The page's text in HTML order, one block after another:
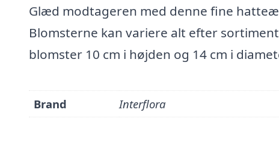
Glæd modtageren med denne fine
Blomsterne kan variere alt efter
blomster 10 cm i højden og 14 cm i
Brand Interflora